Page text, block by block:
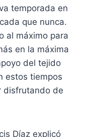
temporada en
que nunca.
al máximo para
en la máxima
del tejido
estos tiempos
disfrutando de
Díaz explicó